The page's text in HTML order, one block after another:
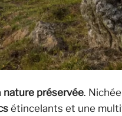
nature préservée.
étincelants et une